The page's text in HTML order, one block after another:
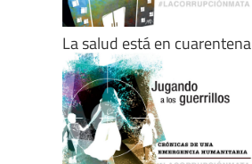
La salud está en cuarentena